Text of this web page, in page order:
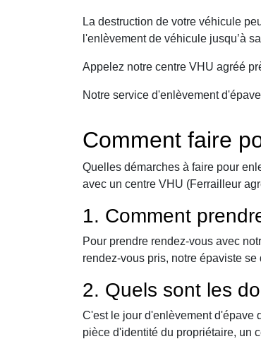
La destruction de votre véhicule
l'enlèvement de véhicule jusqu’à
Appelez notre centre VHU agréé
Notre service d'enlèvement
Comment faire
Quelles démarches à faire pour
avec un centre VHU (Ferrailleur
1. Comment
Pour prendre rendez-vous avec
rendez-vous pris, notre épaviste
2. Quels sont les
C'est le jour d'enlèvement d'épave
pièce d'identité du propriétaire, un